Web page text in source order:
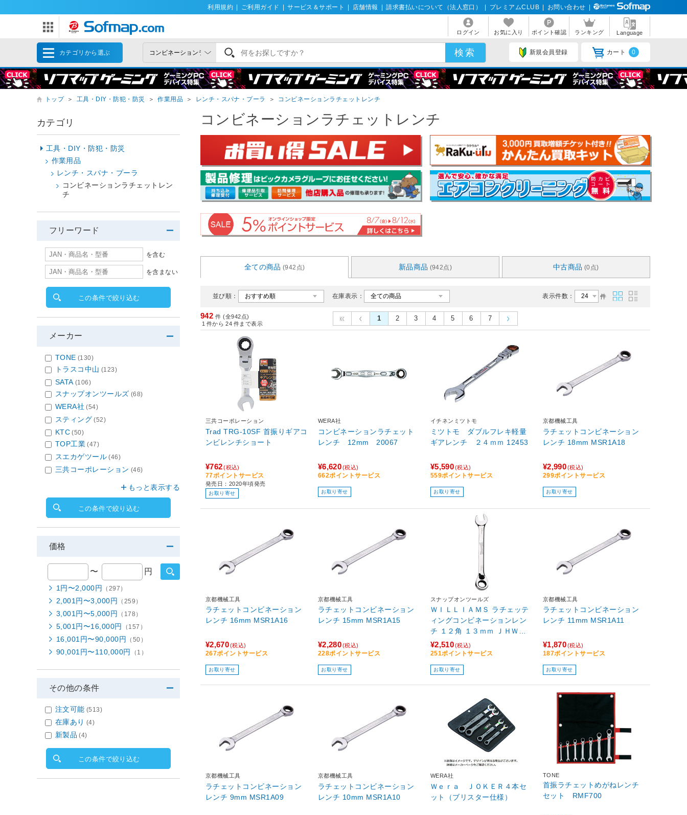
利用規約 ご利用ガイド サービス＆サポート 店舗情報 請求書払いについて（法人窓口） プレミアムCLUB お問い合わせ
ログイン お気に入り ポイント確認 ランキング Language
カテゴリから選ぶ 新規会員登録 カート 0
トップ ＞ 工具・DIY・防犯・防災 ＞ 作業用品 ＞ レンチ・スパナ・プーラ ＞ コンビネーションラチェットレンチ
コンビネーションラチェットレンチ
全ての商品 (942点) 新品商品 (942点) 中古商品 (0点)
並び順： 在庫表示： 表示件数： 件
942 件 (全942点)
1 件から 24 件まで表示
1 2 3 4 5 6 7
三共コーポレーション
Trad TRG-10SF 首振りギアコ
ンビレンチショート
¥762 (税込)
77ポイントサービス
発売日：2020年頃発売
お取り寄せ
WERA社
コンビネーションラチェット
レンチ 12mm 20067
¥6,620(税込)
662ポイントサービス
お取り寄せ
イチネンミツトモ
ミツトモ ダブルフレキ軽量
ギアレンチ ２４ｍｍ 12453
¥5,590(税込)
559ポイントサービス
お取り寄せ
京都機械工具
ラチェットコンビネーション
レンチ 18mm MSR1A18
¥2,990(税込)
299ポイントサービス
お取り寄せ
京都機械工具
ラチェットコンビネーション
レンチ 16mm MSR1A16
¥2,670(税込)
267ポイントサービス
お取り寄せ
京都機械工具
ラチェットコンビネーション
レンチ 15mm MSR1A15
¥2,280(税込)
228ポイントサービス
お取り寄せ
スナップオンツールズ
ＷＩＬＬＩＡＭＳ ラチェッテ
ィングコンビネーションレン
チ １２角 １３ｍｍ ＪＨＷ１
２１３ＭＲＣ
¥2,510(税込)
251ポイントサービス
お取り寄せ
京都機械工具
ラチェットコンビネーション
レンチ 11mm MSR1A11
¥1,870(税込)
187ポイントサービス
お取り寄せ
京都機械工具
ラチェットコンビネーション
レンチ 9mm MSR1A09
京都機械工具
ラチェットコンビネーション
レンチ 10mm MSR1A10
WERA社
Ｗｅｒａ ＪＯＫＥＲ４本セ
ット（ブリスター仕様）
TONE
首振ラチェットめがねレンチ
セット RMF700
カテゴリ
工具・DIY・防犯・防災
作業用品
レンチ・スパナ・プーラ
コンビネーションラチェットレン
チ
フリーワード
を含む
を含まない
この条件で絞り込む
メーカー
TONE (130)
トラスコ中山 (123)
SATA (106)
スナップオンツールズ (68)
WERA社 (54)
スティング (52)
KTC (50)
TOP工業 (47)
スエカゲツール (46)
三共コーポレーション (46)
もっと表示する
この条件で絞り込む
価格
〜 円
1円〜2,000円 （297）
2,001円〜3,000円 （259）
3,001円〜5,000円 （178）
5,001円〜16,000円 （157）
16,001円〜90,000円 （50）
90,001円〜110,000円 （1）
その他の条件
注文可能 (513)
在庫あり (4)
新製品 (4)
この条件で絞り込む